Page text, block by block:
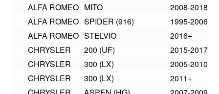
ALFA ROMEO MITO 2008-2018
ALFA ROMEO SPIDER (916) 1995-2006
ALFA ROMEO STELVIO 2016+
CHRYSLER
200 (UF) 2015-2017
CHRYSLER
300 (LX) 2005-2010
CHRYSLER
300 (LX) 2011+